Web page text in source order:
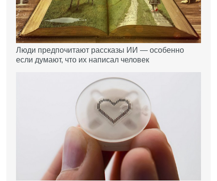
Люди предпочитают рассказы ИИ — особенно
если думают, что их написал человек